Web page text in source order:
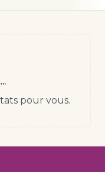
pour vous.